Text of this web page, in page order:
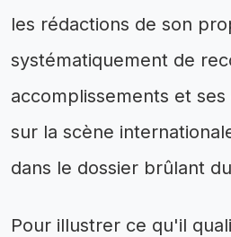
les rédactions de son
systématiquement de
accomplissements et
sur la scène
dans le dossier brûlant
Pour illustrer ce qu'il